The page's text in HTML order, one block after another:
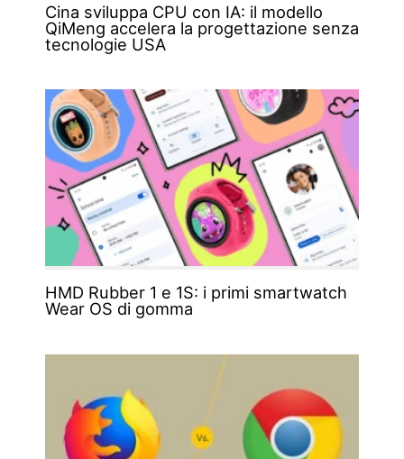
Cina sviluppa CPU con IA: il modello
QiMeng accelera la progettazione senza
tecnologie USA
HMD Rubber 1 e 1S: i primi smartwatch
Wear OS di gomma